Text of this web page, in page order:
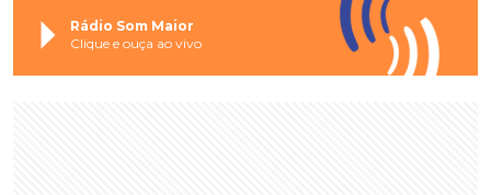
Rádio Som Maior
Clique e ouça ao vivo